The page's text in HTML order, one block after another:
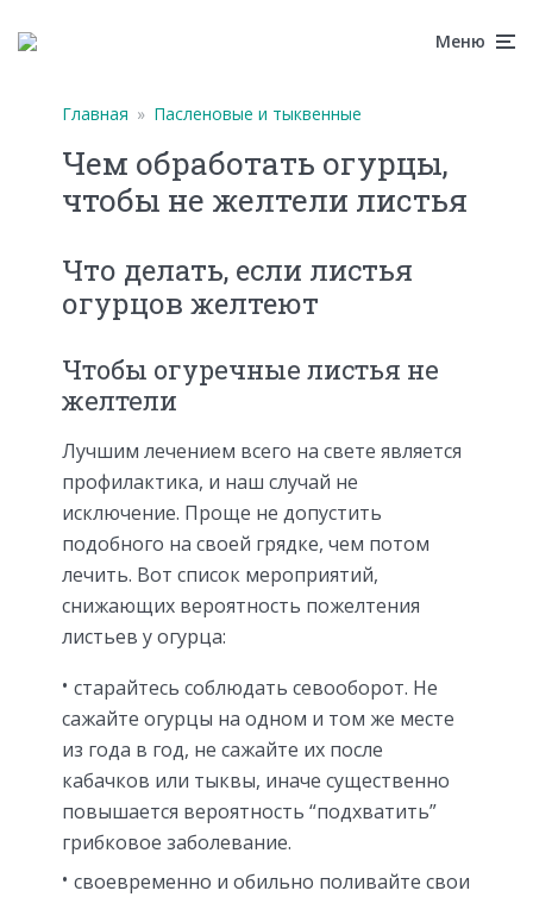
Меню
Главная » Пасленовые и тыквенные
Чем обработать огурцы,
чтобы не желтели листья
Что делать, если листья
огурцов желтеют
Чтобы огуречные листья не
желтели
Лучшим лечением всего на свете является
профилактика, и наш случай не
исключение. Проще не допустить
подобного на своей грядке, чем потом
лечить. Вот список мероприятий,
снижающих вероятность пожелтения
листьев у огурца:
старайтесь соблюдать севооборот. Не
сажайте огурцы на одном и том же месте
из года в год, не сажайте их после
кабачков или тыквы, иначе существенно
повышается вероятность “подхватить”
грибковое заболевание.
своевременно и обильно поливайте свои